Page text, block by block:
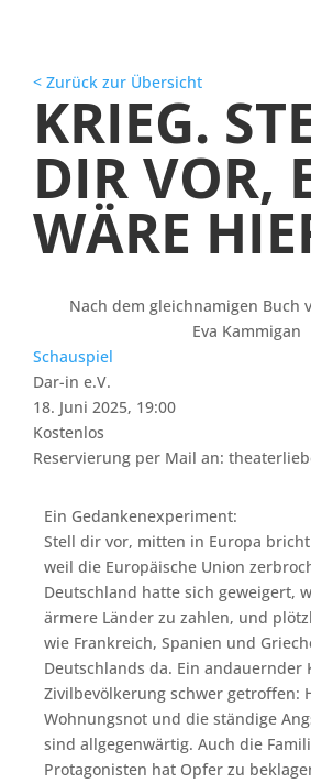
< Zurück zur Übersicht
KRIEG.
DIR VOR,
WÄRE
Nach dem gleichnamigen Buch
Eva Kammigan
Schauspiel
Dar-in e.V.
18. Juni 2025, 19:00
Kostenlos
Reservierung per Mail an:
Ein Gedankenexperiment:
Stell dir vor, mitten in Europa
weil die Europäische Union
Deutschland hatte sich geweigert,
ärmere Länder zu zahlen, und
wie Frankreich, Spanien und
Deutschlands da. Ein andauernder
Zivilbevölkerung schwer getroffen:
Wohnungsnot und die ständige
sind allgegenwärtig. Auch die
Protagonisten hat Opfer zu